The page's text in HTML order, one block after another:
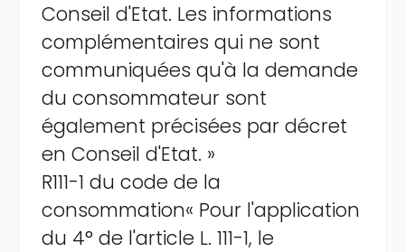
Conseil d'Etat. Les informations
complémentaires qui ne sont
communiquées qu'à la demande
du consommateur sont
également précisées par décret
en Conseil d'Etat. »
R111-1 du code de la
consommation« Pour l'application
du 4° de l'article L. 111-1, le